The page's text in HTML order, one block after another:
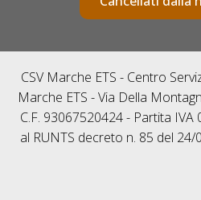
CSV Marche ETS - Centro
Marche ETS - Via Della
C.F. 93067520424 - Partita
al RUNTS decreto n. 85 del